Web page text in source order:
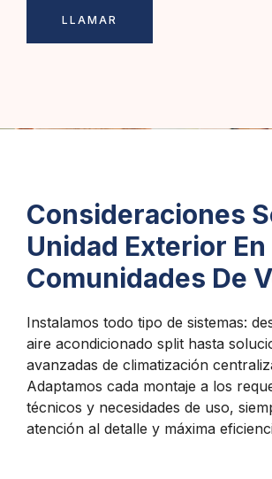
LLAMAR
Consideraciones
Unidad Exterior En
Comunidades De
Instalamos todo tipo de sistemas:
aire acondicionado split hasta
avanzadas de climatización
Adaptamos cada montaje a los
técnicos y necesidades de uso,
atención al detalle y máxima